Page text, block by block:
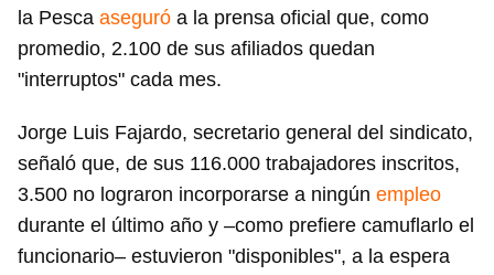
la Pesca aseguró a la prensa oficial que, como
promedio, 2.100 de sus afiliados quedan
"interruptos" cada mes.
Jorge Luis Fajardo, secretario general del sindicato,
señaló que, de sus 116.000 trabajadores inscritos,
3.500 no lograron incorporarse a ningún empleo
durante el último año y –como prefiere camuflarlo el
funcionario– estuvieron "disponibles", a la espera